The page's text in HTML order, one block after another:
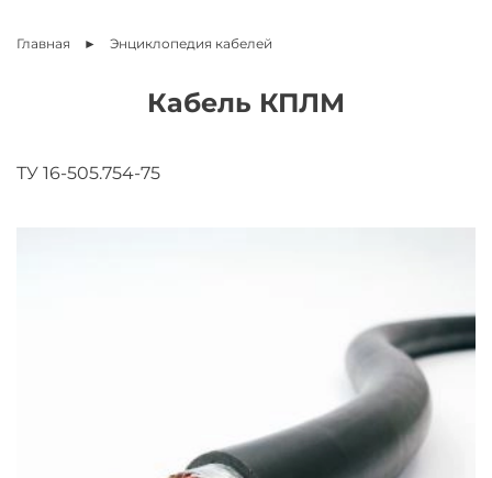
Главная Энциклопедия кабелей
Кабель КПЛМ
ТУ 16-505.754-75